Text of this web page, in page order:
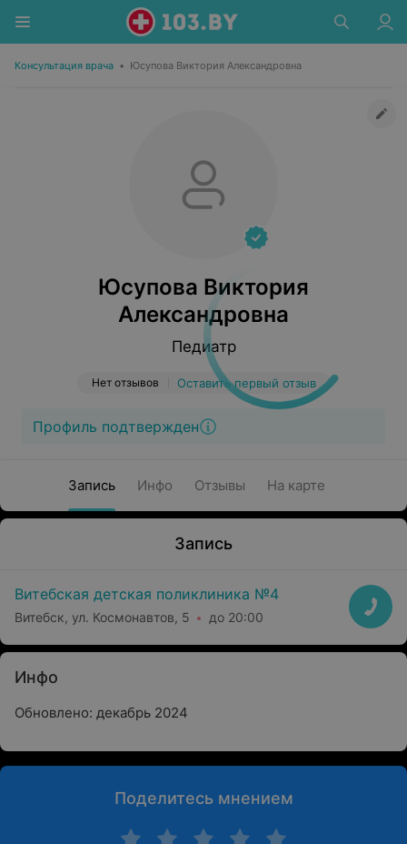
Консультация врача • Юсупова Виктория Александровна
Юсупова Виктория
Александровна
Педиатр
Нет отзывов Оставить первый отзыв
Профиль подтвержден
Запись Инфо Отзывы На карте
Запись
Витебская детская поликлиника №4
Витебск, ул. Космонавтов, 5 до 20:00
Инфо
Обновлено: декабрь 2024
Поделитесь мнением